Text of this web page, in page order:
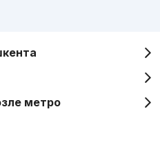
метро